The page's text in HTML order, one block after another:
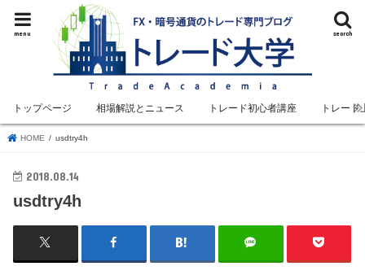
search
menu
トップページ 相場解説とニュース トレード初心者講座 トレード
HOME usdtry4h
2018.08.14
usdtry4h